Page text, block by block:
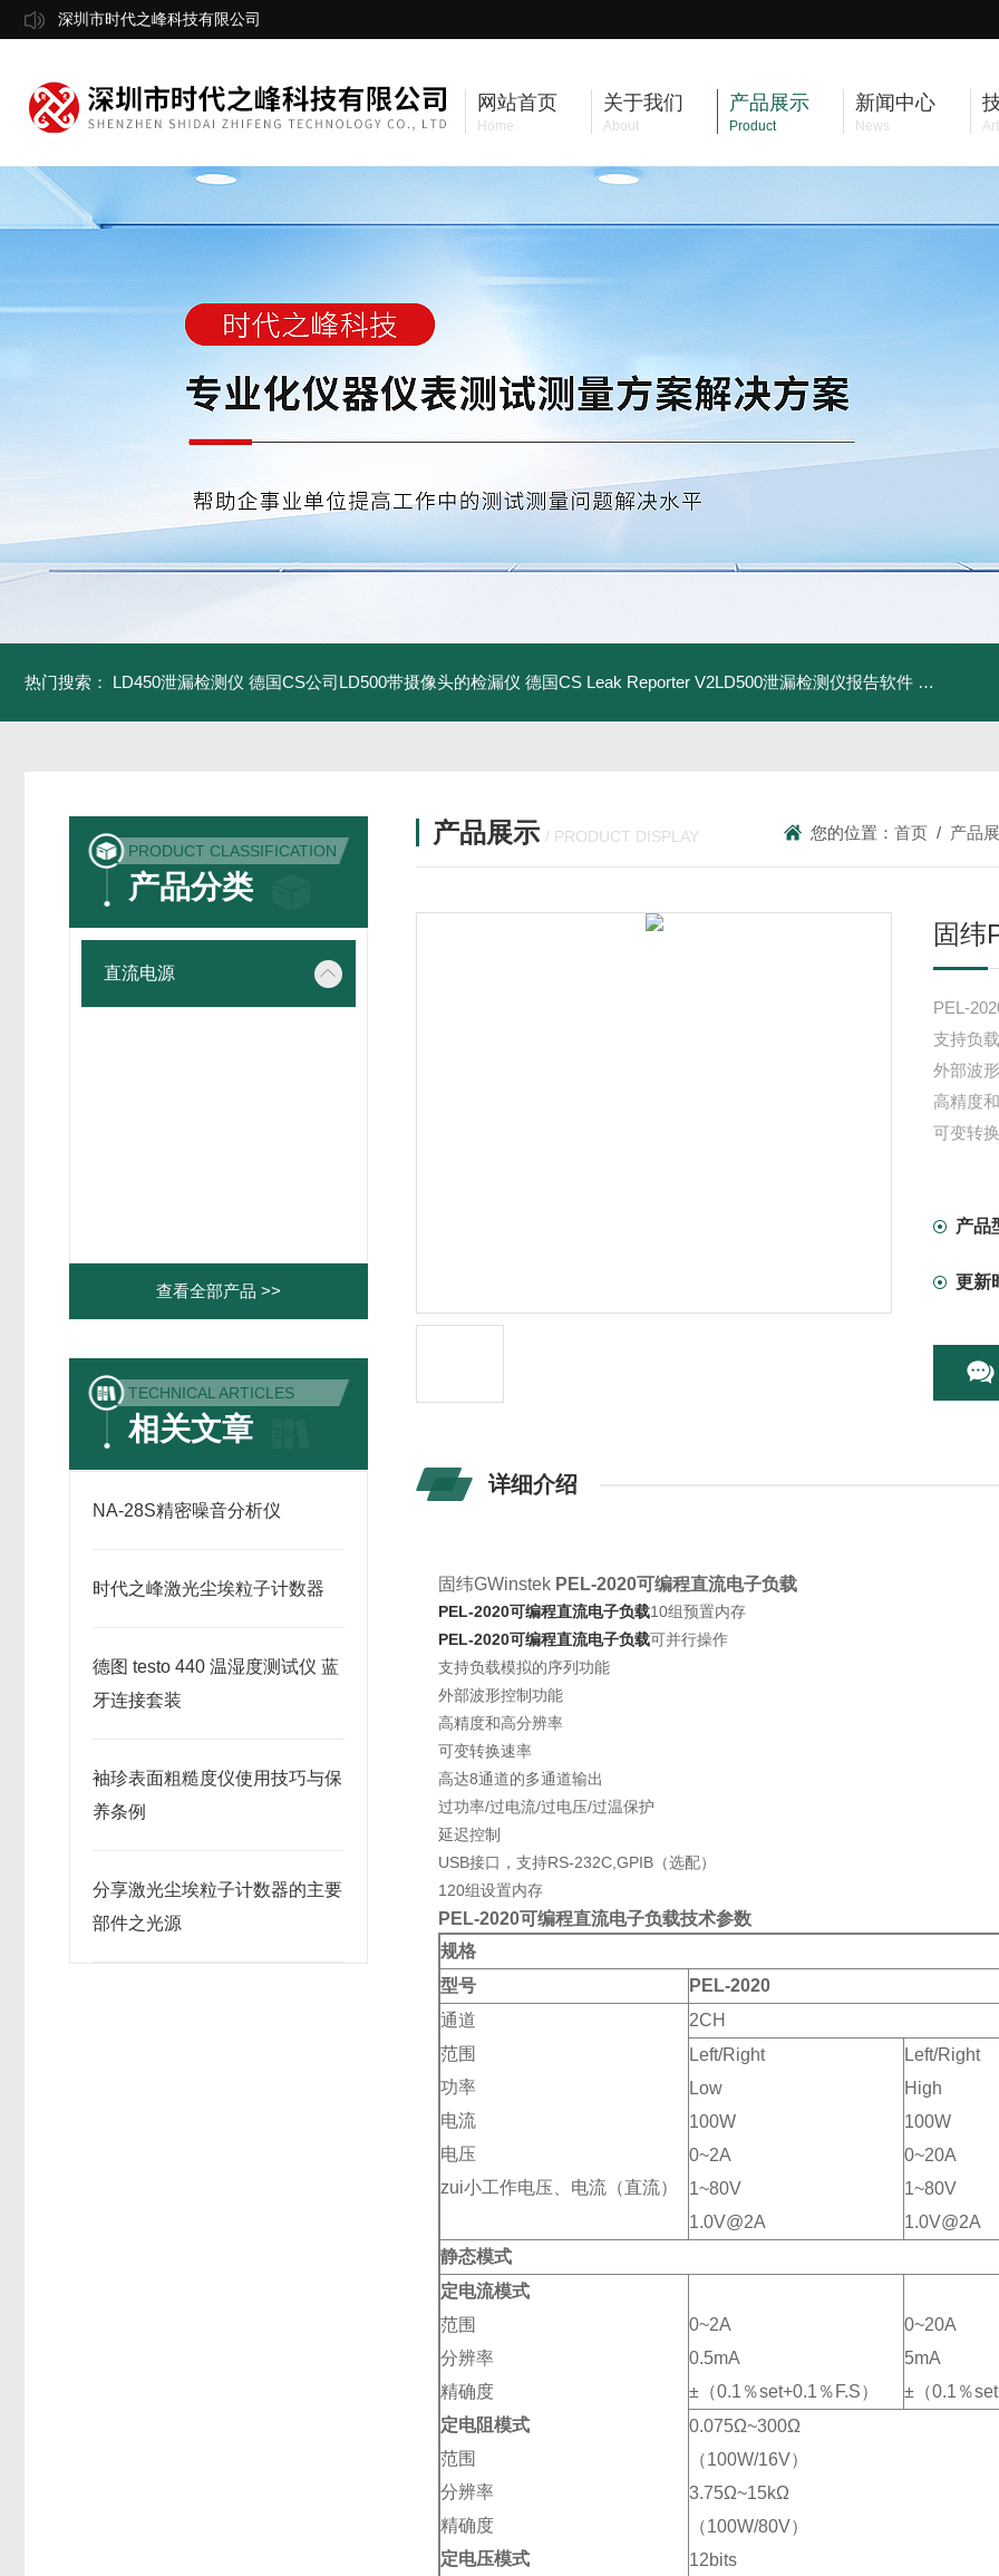
深圳市时代之峰科技有限公司
网站首页
Home
关于我们
About
产品展示
Product
新闻中心
News
热门搜索： LD450泄漏检测仪 德国CS公司LD500带摄像头的检漏仪 德国CS Leak Reporter V2LD500泄漏检测仪报告软件 UltraCam
PRODUCT CLASSIFICATION
产品分类
直流电源
查看全部产品 >>
TECHNICAL ARTICLES
相关文章
NA-28S精密噪音分析仪
时代之峰激光尘埃粒子计数器
德图 testo 440 温湿度测试仪 蓝
牙连接套装
袖珍表面粗糙度仪使用技巧与保
养条例
分享激光尘埃粒子计数器的主要
部件之光源
产品展示 / PRODUCT DISPLAY 您的位置： 首页 / 产品
固纬
PEL-
支持负
外部波
高精度
可变转
产品
更新
详细介绍
固纬GWinstek PEL-2020可编程直流电子负载
PEL-2020可编程直流电子负载10组预置内存
PEL-2020可编程直流电子负载可并行操作
支持负载模拟的序列功能
外部波形控制功能
高精度和高分辨率
可变转换速率
高达8通道的多通道输出
过功率/过电流/过电压/过温保护
延迟控制
USB接口，支持RS-232C,GPIB（选配）
120组设置内存
PEL-2020可编程直流电子负载技术参数
规格
型号
PEL-2020
通道
范围
功率
电流
电压
zui小工作电压、电流（直流）
2CH
Left/Right
Low
100W
0~2A
1~80V
1.0V@2A
Left/Right
High
100W
0~20A
1~80V
1.0V@2A
静态模式
定电流模式
范围
分辨率
精确度
定电阻模式
范围
分辨率
精确度
定电压模式
0~2A
0.5mA
±（0.1％set+0.1％F.S）
0~20A
5mA
±（0.1％
0.075Ω~300Ω
（100W/16V）
3.75Ω~15kΩ
（100W/80V）
12bits